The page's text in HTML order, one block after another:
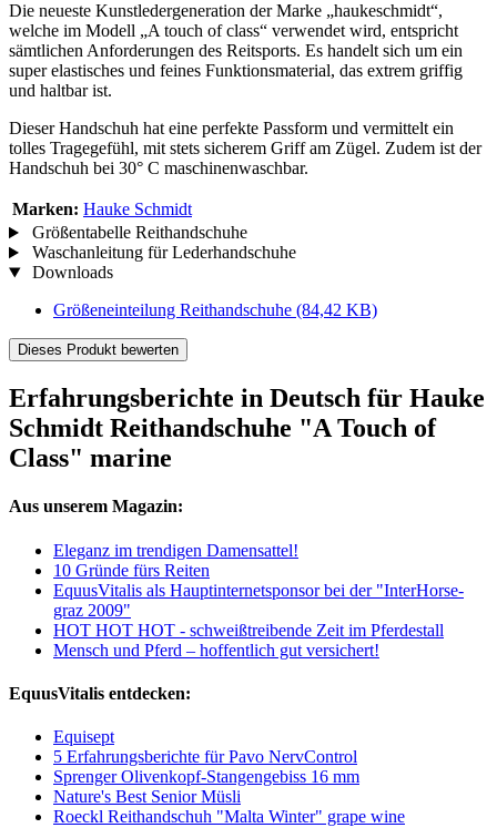
Die neueste Kunstledergeneration der Marke „haukeschmidt“,
welche im Modell „A touch of class“ verwendet wird, entspricht
sämtlichen Anforderungen des Reitsports. Es handelt sich um ein
super elastisches und feines Funktionsmaterial, das extrem griffig
und haltbar ist.
Dieser Handschuh hat eine perfekte Passform und vermittelt ein
tolles Tragegefühl, mit stets sicherem Griff am Zügel. Zudem ist der
Handschuh bei 30° C maschinenwaschbar.
Marken: Hauke Schmidt
Größentabelle Reithandschuhe
Waschanleitung für Lederhandschuhe
Downloads
Größeneinteilung Reithandschuhe (84,42 KB)
Dieses Produkt bewerten
Erfahrungsberichte in Deutsch für Hauke
Schmidt Reithandschuhe "A Touch of
Class" marine
Aus unserem Magazin:
Eleganz im trendigen Damensattel!
10 Gründe fürs Reiten
EquusVitalis als Hauptinternetsponsor bei der "InterHorse-
graz 2009"
HOT HOT HOT - schweißtreibende Zeit im Pferdestall
Mensch und Pferd – hoffentlich gut versichert!
EquusVitalis entdecken:
Equisept
5 Erfahrungsberichte für Pavo NervControl
Sprenger Olivenkopf-Stangengebiss 16 mm
Nature's Best Senior Müsli
Roeckl Reithandschuh "Malta Winter" grape wine